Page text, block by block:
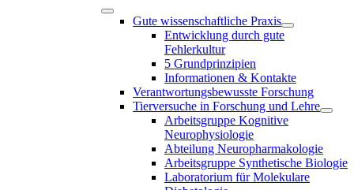
Gute wissenschaftliche Praxis
Entwicklung durch gute
Fehlerkultur
5 Grundprinzipien
Informationen & Kontakte
Verantwortungsbewusste Forschung
Tierversuche in Forschung und Lehre
Arbeitsgruppe Kognitive
Neurophysiologie
Abteilung Neuropharmakologie
Arbeitsgruppe Synthetische Biologie
Laboratorium für Molekulare